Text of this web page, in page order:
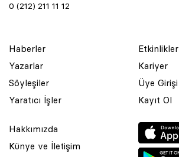
0 (212) 211 11 12
Haberler
Yazarlar
Söyleşiler
Yaratıcı İşler
Etkinlikler
Kariyer
Üye Girişi
Kayıt Ol
Hakkımızda
Künye ve İletişim